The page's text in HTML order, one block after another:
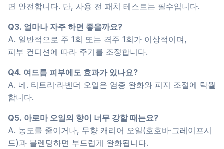
면 안전합니다. 단, 사용 전 패치 테스트는 필수입니다.
Q3. 얼마나 자주 하면 좋을까요?
A. 일반적으로 주 1회 또는 격주 1회가 이상적이며,
피부 컨디션에 따라 주기를 조정합니다.
Q4. 여드름 피부에도 효과가 있나요?
A. 네. 티트리·라벤더 오일은 염증 완화와 피지 조절에 탁월
합니다.
Q5. 아로마 오일의 향이 너무 강할 때는요?
A. 농도를 줄이거나, 무향 캐리어 오일(호호바·그레이프시
드)과 블렌딩하면 부드럽게 완화됩니다.